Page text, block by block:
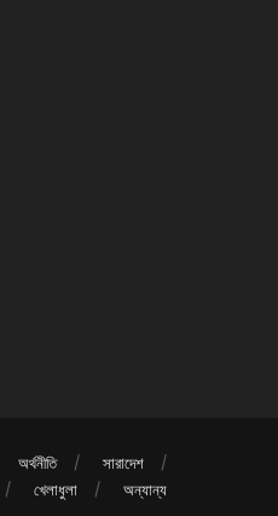
অর্থনীতি
সারাদেশ
খেলাধুলা অন্যান্য